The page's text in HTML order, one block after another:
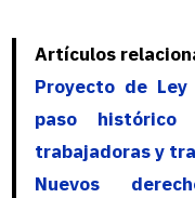
Artículos
Proyecto de
paso
trabajadoras y
Nuevos